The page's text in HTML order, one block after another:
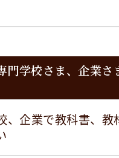
門学校さま、企業さ
、企業で教科書、教